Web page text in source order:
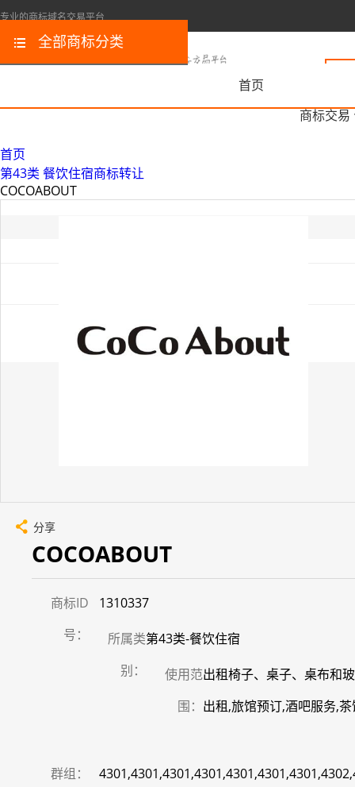
专业的商标域名交易平台
首页
商标交易
全部商标分类
首页
第43类 餐饮住宿商标转让
COCOABOUT
分享
COCOABOUT
商标ID
号：
1310337
所属类
别：
第43类-餐饮住宿
使用范
围：
出租椅子、桌子、桌布和
出租,旅馆预订,酒吧服务,
群组：